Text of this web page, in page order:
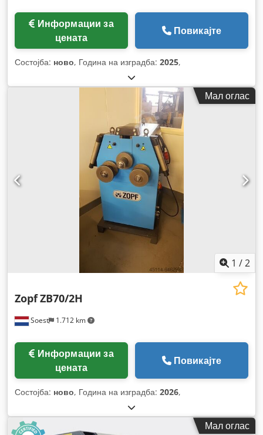
цената
Повикајте
Состојба: ново, Година на изградба: 2025,
Мал оглас
1 /2
Soest 1.712 km
ZopfZB70/2H
цената
Повикајте
Состојба: ново, Година на изградба: 2026,
Мал оглас